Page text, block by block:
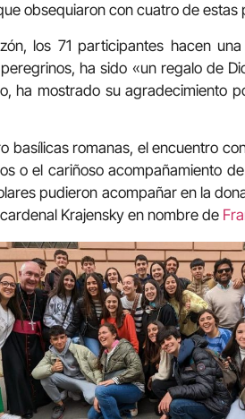
obsequiaron con cuatro de estas
los 71 participantes hacen
ha sido «un regalo de
ha mostrado su agradecimiento
basílicas romanas, el encuentro
o el cariñoso acompañamiento
pudieron acompañar en la
Krajensky en nombre de